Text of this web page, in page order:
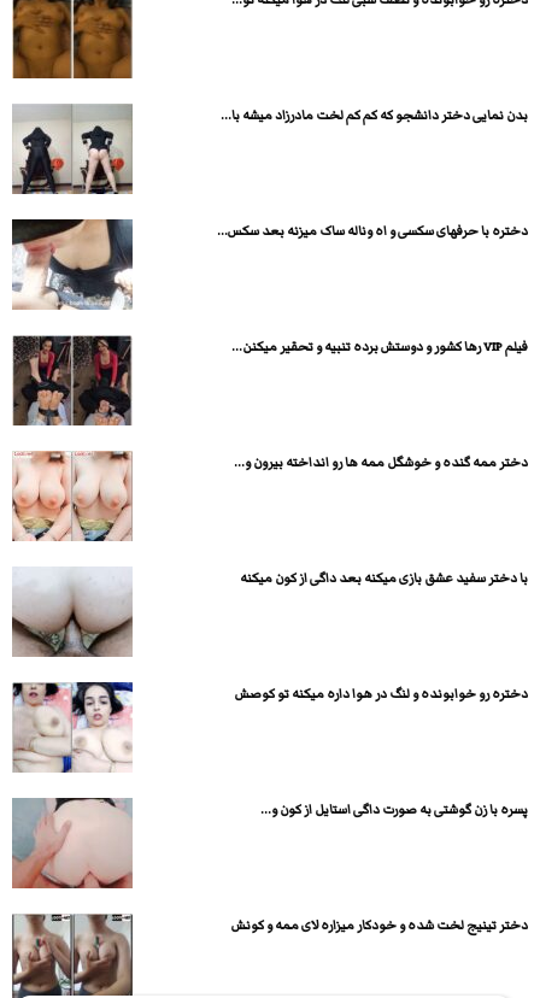
بدن نمایی دختر دانشجو که کم کم لخت مادرزاد میشه با...
دختره با حرفهای سکسی و اه وناله ساک میزنه بعد سکس...
فیلم VIP رها کشور و دوستش برده تنبیه و تحقیر میکنن...
دختر ممه گنده و خوشگل ممه ها رو انداخته بیرون و...
با دختر سفید عشق بازی میکنه بعد داگی از کون میکنه
دختره رو خوابونده و لنگ در هوا داره میکنه تو کوصش
پسره با زن گوشتی به صورت داگی استایل از کون و...
دختر تینیج لخت شده و خودکار میزاره لای ممه و کونش